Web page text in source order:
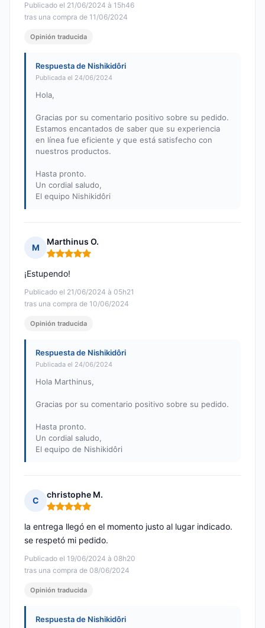
Publicado el 21/06/2024 à 15h46
tras una compra de 11/06/2024
Opinión traducida
Respuesta de Nishikidôri
Publicada el 24/06/2024
Hola,
Gracias por su comentario positivo sobre su pedido.
Estamos encantados de saber que su experiencia
en línea fue eficiente y que está satisfecho con
nuestros productos.
Hasta pronto.
Un cordial saludo,
El equipo Nishikidôri
M
Marthinus O.
Nota: 5 de 5
Publicado el 21/06/2024 à 05h21
tras una compra de 10/06/2024
¡Estupendo!
Opinión traducida
Respuesta de Nishikidôri
Publicada el 24/06/2024
Hola Marthinus,
Gracias por su comentario positivo sobre su pedido.
Hasta pronto.
Un cordial saludo,
El equipo de Nishikidôri
C
christophe M.
Nota: 5 de 5
Publicado el 19/06/2024 à 08h20
tras una compra de 08/06/2024
la entrega llegó en el momento justo al lugar indicado.
se respetó mi pedido.
Opinión traducida
Respuesta de Nishikidôri